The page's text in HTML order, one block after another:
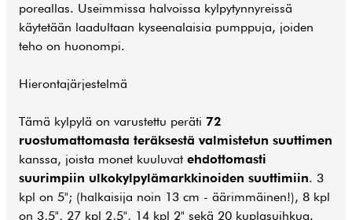
poreallas. Useimmissa halvoissa kylpytynnyreissä
käytetään laadultaan kyseenalaisia pumppuja, joiden
teho on huonompi.
Hierontajärjestelmä
Tämä kylpylä on varustettu peräti 72
ruostumattomasta teräksestä valmistetun suuttimen
kanssa, joista monet kuuluvat ehdottomasti
suurimpiin ulkokylpylämarkkinoiden suuttimiin. 3
kpl on 5"; (halkaisija noin 13 cm - äärimmäinen!), 8 kpl
on 3,5", 27 kpl 2,5", 14 kpl 2" sekä 20 kuplasuihkua.